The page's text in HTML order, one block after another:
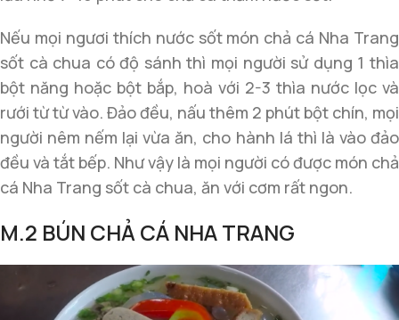
Nếu mọi ngươi thích nước sốt món chả cá Nha Trang
sốt cà chua có độ sánh thì mọi người sử dụng 1 thìa
bột năng hoặc bột bắp, hoà với 2-3 thìa nước lọc và
rưới từ từ vào. Đảo đều, nấu thêm 2 phút bột chín, mọi
người nêm nếm lại vừa ăn, cho hành lá thì là vào đảo
đều và tắt bếp. Như vậy là mọi người có được món chả
cá Nha Trang sốt cà chua, ăn với cơm rất ngon.
M.2 BÚN CHẢ CÁ NHA TRANG